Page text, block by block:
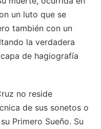
un luto que se
también con un
la verdadera
de hagiografía
no reside
de sus sonetos o
Primero Sueño. Su